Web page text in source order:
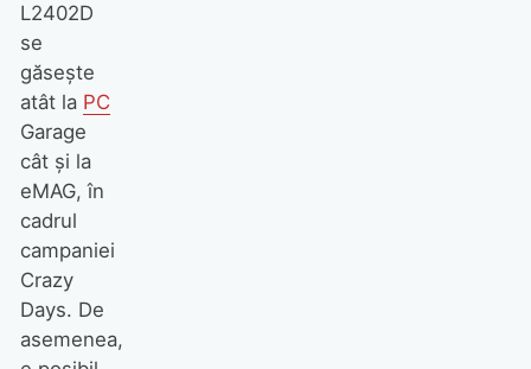
L2402D
se
găsește
atât la PC
Garage
cât și la
eMAG, în
cadrul
campaniei
Crazy
Days. De
asemenea,